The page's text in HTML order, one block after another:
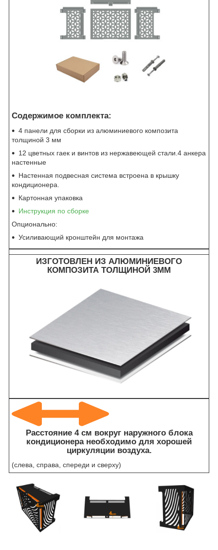
Содержимое комплекта:
4 панели для сборки из алюминиевого композита
толщиной 3 мм
12 цветных гаек и винтов из нержавеющей стали.4 анкера
настенные
Настенная подвесная система встроена в крышку
кондиционера.
Картонная упаковка
Инструкция по сборке
Опционально:
Усиливающий кронштейн для монтажа
ИЗГОТОВЛЕН ИЗ АЛЮМИНИЕВОГО
КОМПОЗИТА ТОЛЩИНОЙ 3ММ
Расстояние 4 см вокруг наружного блока
кондиционера необходимо для хорошей
циркуляции воздуха.
(слева, справа, спереди и сверху)